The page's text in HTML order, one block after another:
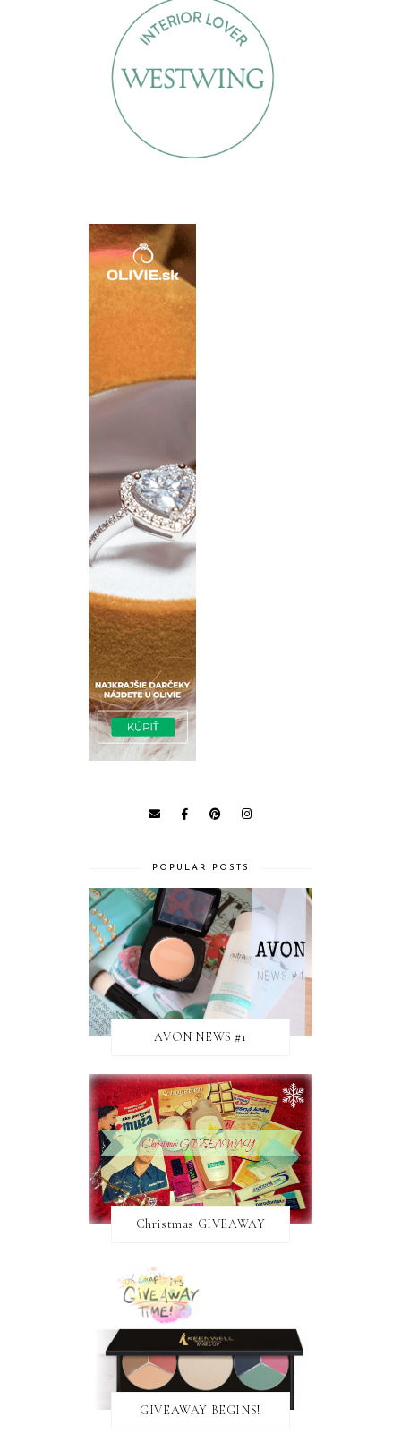
POPULAR POSTS
AVON NEWS #1
Christmas GIVEAWAY
GIVEAWAY BEGINS!